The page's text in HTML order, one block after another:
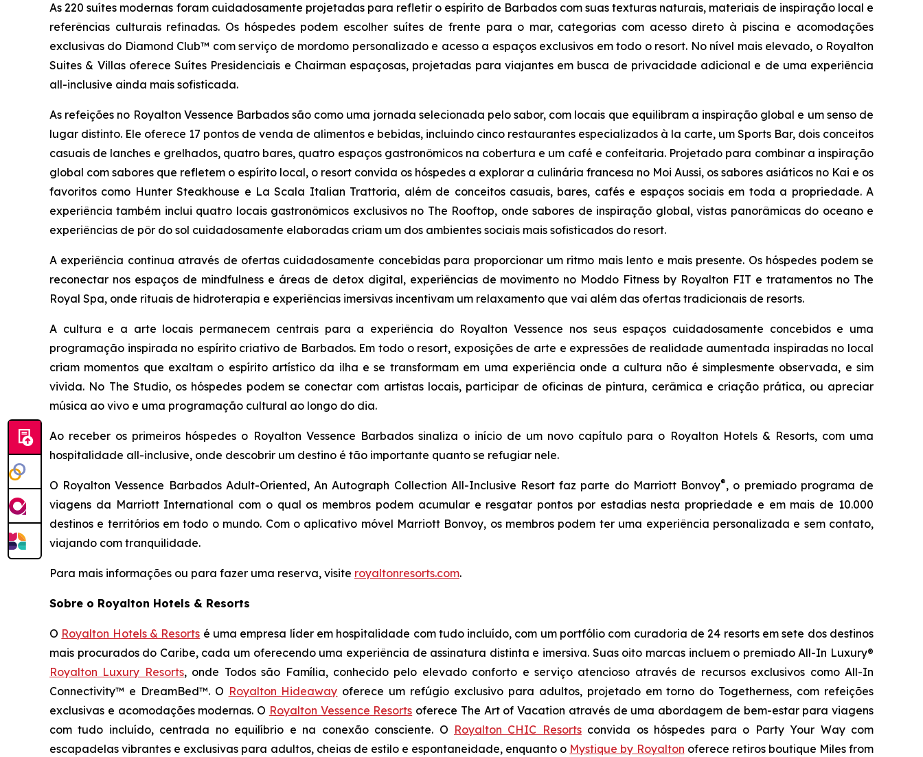
As 220 suítes modernas foram cuidadosamente projetadas para refletir o espírito de Barbados com suas texturas naturais, materiais de inspiração local e
referências culturais refinadas. Os hóspedes podem escolher suítes de frente para o mar, categorias com acesso direto à piscina e acomodações
exclusivas do Diamond Club™ com serviço de mordomo personalizado e acesso a espaços exclusivos em todo o resort. No nível mais elevado, o Royalton
Suites & Villas oferece Suítes Presidenciais e Chairman espaçosas, projetadas para viajantes em busca de privacidade adicional e de uma experiência
all-inclusive ainda mais sofisticada.
As refeições no Royalton Vessence Barbados são como uma jornada selecionada pelo sabor, com locais que equilibram a inspiração global e um senso de
lugar distinto. Ele oferece 17 pontos de venda de alimentos e bebidas, incluindo cinco restaurantes especializados à la carte, um Sports Bar, dois conceitos
casuais de lanches e grelhados, quatro bares, quatro espaços gastronômicos na cobertura e um café e confeitaria. Projetado para combinar a inspiração
global com sabores que refletem o espírito local, o resort convida os hóspedes a explorar a culinária francesa no Moi Aussi, os sabores asiáticos no Kai e os
favoritos como Hunter Steakhouse e La Scala Italian Trattoria, além de conceitos casuais, bares, cafés e espaços sociais em toda a propriedade. A
experiência também inclui quatro locais gastronômicos exclusivos no The Rooftop, onde sabores de inspiração global, vistas panorâmicas do oceano e
experiências de pôr do sol cuidadosamente elaboradas criam um dos ambientes sociais mais sofisticados do resort.
A experiência continua através de ofertas cuidadosamente concebidas para proporcionar um ritmo mais lento e mais presente. Os hóspedes podem se
reconectar nos espaços de mindfulness e áreas de detox digital, experiências de movimento no Moddo Fitness by Royalton FIT e tratamentos no The
Royal Spa, onde rituais de hidroterapia e experiências imersivas incentivam um relaxamento que vai além das ofertas tradicionais de resorts.
A cultura e a arte locais permanecem centrais para a experiência do Royalton Vessence nos seus espaços cuidadosamente concebidos e uma
programação inspirada no espírito criativo de Barbados. Em todo o resort, exposições de arte e expressões de realidade aumentada inspiradas no local
criam momentos que exaltam o espírito artístico da ilha e se transformam em uma experiência onde a cultura não é simplesmente observada, e sim
vivida. No The Studio, os hóspedes podem se conectar com artistas locais, participar de oficinas de pintura, cerâmica e criação prática, ou apreciar
música ao vivo e uma programação cultural ao longo do dia.
Ao receber os primeiros hóspedes o Royalton Vessence Barbados sinaliza o início de um novo capítulo para o Royalton Hotels & Resorts, com uma
hospitalidade all-inclusive, onde descobrir um destino é tão importante quanto se refugiar nele.
O Royalton Vessence Barbados Adult-Oriented, An Autograph Collection All-Inclusive Resort faz parte do Marriott Bonvoy®, o premiado programa de
viagens da Marriott International com o qual os membros podem acumular e resgatar pontos por estadias nesta propriedade e em mais de 10.000
destinos e territórios em todo o mundo. Com o aplicativo móvel Marriott Bonvoy, os membros podem ter uma experiência personalizada e sem contato,
viajando com tranquilidade.
Para mais informações ou para fazer uma reserva, visite royaltonresorts.com.
Sobre o Royalton Hotels & Resorts
O Royalton Hotels & Resorts é uma empresa líder em hospitalidade com tudo incluído, com um portfólio com curadoria de 24 resorts em sete dos destinos
mais procurados do Caribe, cada um oferecendo uma experiência de assinatura distinta e imersiva. Suas oito marcas incluem o premiado All-In Luxury®
Royalton Luxury Resorts, onde Todos são Família, conhecido pelo elevado conforto e serviço atencioso através de recursos exclusivos como All-In
Connectivity™ e DreamBed™. O Royalton Hideaway oferece um refúgio exclusivo para adultos, projetado em torno do Togetherness, com refeições
exclusivas e acomodações modernas. O Royalton Vessence Resorts oferece The Art of Vacation através de uma abordagem de bem-estar para viagens
com tudo incluído, centrada no equilíbrio e na conexão consciente. O Royalton CHIC Resortsconvida os hóspedes para o Party Your Waycom
escapadelas vibrantes e exclusivas para adultos, cheias de estilo e espontaneidade, enquanto o Mystique by Royalton oferece retiros boutique Miles from